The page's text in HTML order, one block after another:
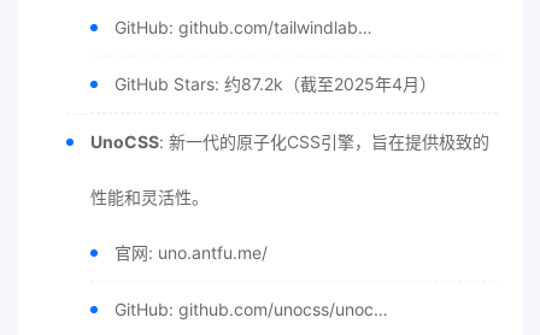
GitHub: github.com/tailwindlab…
GitHub Stars: 约87.2k（截至2025年4月）
UnoCSS: 新一代的原子化CSS引擎，旨在提供极致的
性能和灵活性。
官网: uno.antfu.me/
GitHub: github.com/unocss/unoc…